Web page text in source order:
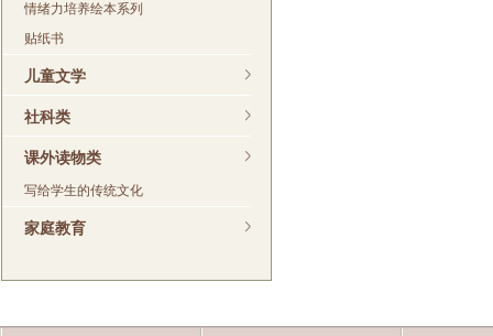
情绪力培养绘本系列
贴纸书
儿童文学
社科类
课外读物类
写给学生的传统文化
家庭教育